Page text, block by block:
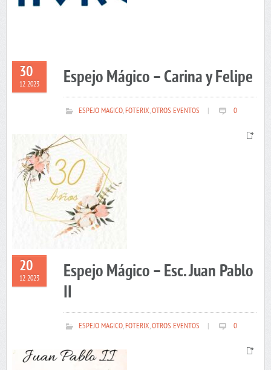
30
12 2023 Espejo Mágico – Carina y Felipe
ESPEJO MAGICO,FOTERIX,OTROS EVENTOS 0
20
12 2023
Espejo Mágico – Esc. Juan Pablo
II
ESPEJO MAGICO,FOTERIX,OTROS EVENTOS 0